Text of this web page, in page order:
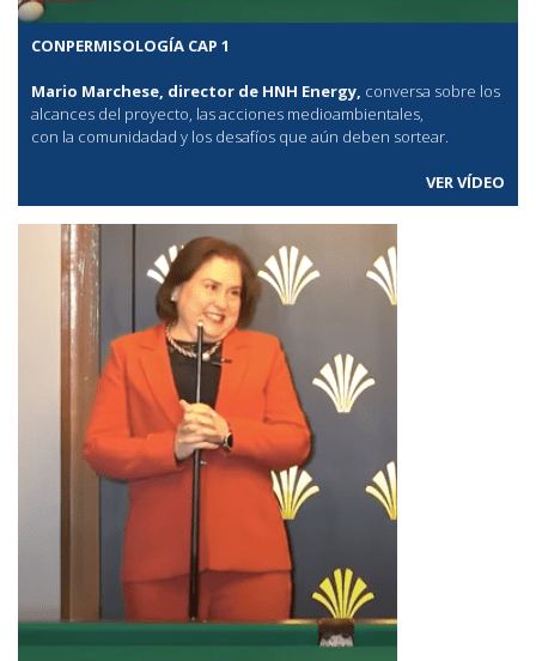
CONPERMISOLOGÍA CAP 1
Mario Marchese, director de HNH Energy, conversa sobre los
alcances del proyecto, las acciones medioambientales,
con la comunidadad y los desafíos que aún deben sortear.
VER VÍDEO